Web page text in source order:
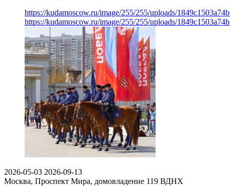
https://kudamoscow.ru/image/255/255/uploads/
https://kudamoscow.ru/image/255/255/uploads/
2026-05-03 2026-09-13
Москва, Проспект Мира, домовладение 119 ВДНХ